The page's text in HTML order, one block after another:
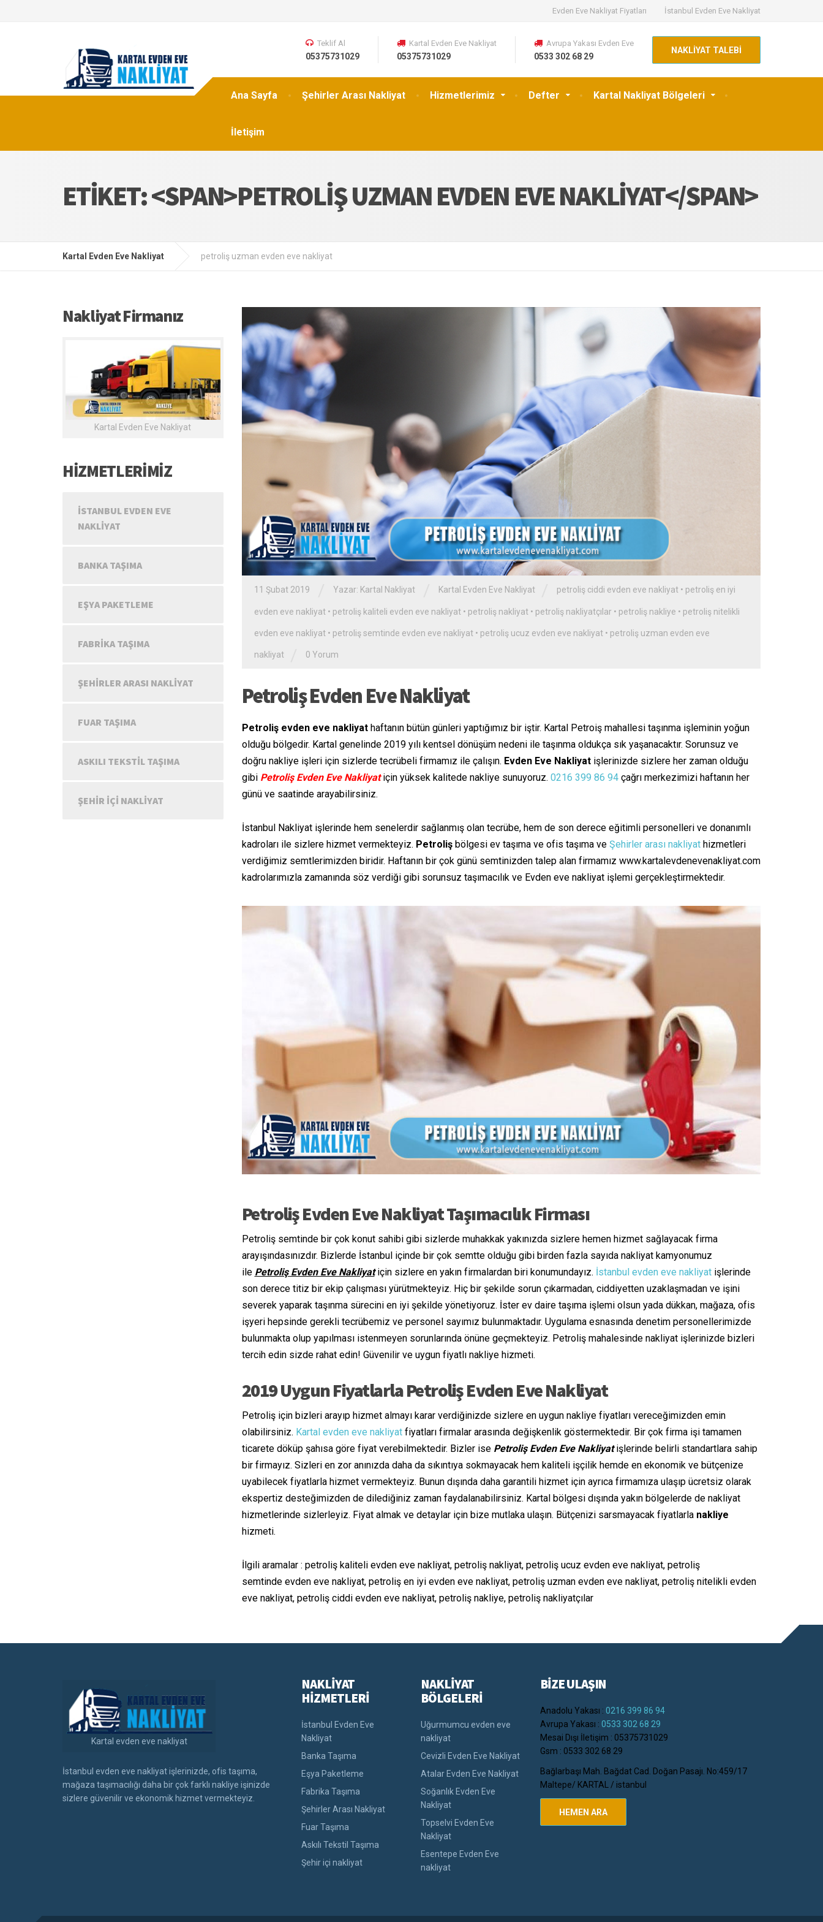
Evden Eve Nakliyat Fiyatları İstanbul Evden Eve Nakliyat
Ana Sayfa Şehirler Arası Nakliyat Hizmetlerimiz Defter Kartal Nakliyat Bölgeleri
İletişim
Teklif Al
05375731029
Kartal Evden Eve Nakliyat
05375731029
Avrupa Yakası Evden Eve
0533 302 68 29
NAKLİYAT TALEBİ
ETIKET: <SPAN>PETROLIŞ UZMAN EVDEN EVE NAKLIYAT</SPAN>
Kartal Evden Eve Nakliyat petroliş uzman evden eve nakliyat
11 Şubat 2019 Yazar: Kartal Nakliyat Kartal Evden Eve Nakliyat petroliş ciddi evden eve nakliyat• petroliş en iyi
evden eve nakliyat• petroliş kaliteli evden eve nakliyat• petroliş nakliyat• petroliş nakliyatçılar• petroliş nakliye • petroliş nitelikli
evden eve nakliyat• petroliş semtinde evden eve nakliyat• petroliş ucuz evden eve nakliyat• petroliş uzman evden eve
nakliyat 0 Yorum
Petroliş Evden Eve Nakliyat
Petroliş evden eve nakliyathaftanın bütün günleri yaptığımız bir iştir. Kartal Petroiş mahallesi taşınma işleminin yoğun
olduğu bölgedir. Kartal genelinde 2019 yılı kentsel dönüşüm nedeni ile taşınma oldukça sık yaşanacaktır. Sorunsuz ve
doğru nakliye işleri için sizlerde tecrübeli firmamız ile çalışın. Evden Eve Nakliyatişlerinizde sizlere her zaman olduğu
gibi Petroliş Evden Eve Nakliyatiçin yüksek kalitede nakliye sunuyoruz. 0216 399 86 94çağrı merkezimizi haftanın her
günü ve saatinde arayabilirsiniz.
İstanbul Nakliyat işlerinde hem senelerdir sağlanmış olan tecrübe, hem de son derece eğitimli personelleri ve donanımlı
kadroları ile sizlere hizmet vermekteyiz. Petrolişbölgesi ev taşıma ve ofis taşıma ve Şehirler arası nakliyathizmetleri
verdiğimiz semtlerimizden biridir. Haftanın bir çok günü semtinizden talep alan firmamız www.kartalevdenevenakliyat.com
kadrolarımızla zamanında söz verdiği gibi sorunsuz taşımacılık ve Evden eve nakliyat işlemi gerçekleştirmektedir.
Petroliş Evden Eve Nakliyat Taşımacılık Firması
Petroliş semtinde bir çok konut sahibi gibi sizlerde muhakkak yakınızda sizlere hemen hizmet sağlayacak firma
arayışındasınızdır. Bizlerde İstanbul içinde bir çok semtte olduğu gibi birden fazla sayıda nakliyat kamyonumuz
ile Petroliş Evden Eve Nakliyatiçin sizlere en yakın firmalardan biri konumundayız. İstanbul evden eve nakliyatişlerinde
son derece titiz bir ekip çalışması yürütmekteyiz. Hiç bir şekilde sorun çıkarmadan, ciddiyetten uzaklaşmadan ve işini
severek yaparak taşınma sürecini en iyi şekilde yönetiyoruz. İster ev daire taşıma işlemi olsun yada dükkan, mağaza, ofis
işyeri hepsinde gerekli tecrübemiz ve personel sayımız bulunmaktadır. Uygulama esnasında denetim personellerimizde
bulunmakta olup yapılması istenmeyen sorunlarında önüne geçmekteyiz. Petroliş mahalesinde nakliyat işlerinizde bizleri
tercih edin sizde rahat edin! Güvenilir ve uygun fiyatlı nakliye hizmeti.
2019 Uygun Fiyatlarla Petroliş Evden Eve Nakliyat
Petroliş için bizleri arayıp hizmet almayı karar verdiğinizde sizlere en uygun nakliye fiyatları vereceğimizden emin
olabilirsiniz. Kartal evden eve nakliyatfiyatları firmalar arasında değişkenlik göstermektedir. Bir çok firma işi tamamen
ticarete döküp şahısa göre fiyat verebilmektedir. Bizler ise Petroliş Evden Eve Nakliyatişlerinde belirli standartlara sahip
bir firmayız. Sizleri en zor anınızda daha da sıkıntıya sokmayacak hem kaliteli işçilik hemde en ekonomik ve bütçenize
uyabilecek fiyatlarla hizmet vermekteyiz. Bunun dışında daha garantili hizmet için ayrıca firmamıza ulaşıp ücretsiz olarak
ekspertiz desteğimizden de dilediğiniz zaman faydalanabilirsiniz. Kartal bölgesi dışında yakın bölgelerde de nakliyat
hizmetlerinde sizlerleyiz. Fiyat almak ve detaylar için bize mutlaka ulaşın. Bütçenizi sarsmayacak fiyatlarla nakliye
hizmeti.
İlgili aramalar : petroliş kaliteli evden eve nakliyat, petroliş nakliyat, petroliş ucuz evden eve nakliyat, petroliş
semtinde evden eve nakliyat, petroliş en iyi evden eve nakliyat, petroliş uzman evden eve nakliyat, petroliş nitelikli evden
eve nakliyat, petroliş ciddi evden eve nakliyat, petroliş nakliye, petroliş nakliyatçılar
Nakliyat Firmanız
Kartal Evden Eve Nakliyat
HİZMETLERİMİZ
İSTANBUL EVDEN EVE
NAKLIYAT
BANKA TAŞIMA
EŞYA PAKETLEME
FABRIKA TAŞIMA
ŞEHIRLER ARASI NAKLIYAT
FUAR TAŞIMA
ASKILI TEKSTIL TAŞIMA
ŞEHIR IÇI NAKLIYAT
Kartal evden eve nakliyat
İstanbul evden eve nakliyat işlerinizde, ofis taşıma,
mağaza taşımacılığı daha bir çok farklı nakliye işinizde
sizlere güvenilir ve ekonomik hizmet vermekteyiz.
NAKLİYAT
HİZMETLERİ
İstanbul Evden Eve
Nakliyat
Banka Taşıma
Eşya Paketleme
Fabrika Taşıma
Şehirler Arası Nakliyat
Fuar Taşıma
Askılı Tekstil Taşıma
Şehir içi nakliyat
NAKLİYAT
BÖLGELERİ
Uğurmumcu evden eve
nakliyat
Cevizli Evden Eve Nakliyat
Atalar Evden Eve Nakliyat
Soğanlık Evden Eve
Nakliyat
Topselvi Evden Eve
Nakliyat
Esentepe Evden Eve
nakliyat
BİZE ULAŞIN
Anadolu Yakası : 0216 399 86 94
Avrupa Yakası : 0533 302 68 29
Mesai Dışı İletişim : 05375731029
Gsm : 0533 302 68 29
Bağlarbaşı Mah. Bağdat Cad. Doğan Pasajı. No:459/17
Maltepe/ KARTAL / istanbul
HEMEN ARA